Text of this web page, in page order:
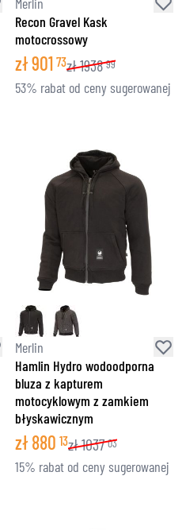
Recon Gravel Kask
motocrossowy
zł901 73zł1938 99
53% rabat od ceny sugerowanej
Merlin
Hamlin Hydro wodoodporna
bluza z kapturem
motocyklowym z zamkiem
błyskawicznym
zł880 13zł1037 03
15% rabat od ceny sugerowanej